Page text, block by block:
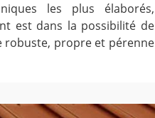
les plus élaborés,
est dans la possibilité de
robuste, propre et pérenne